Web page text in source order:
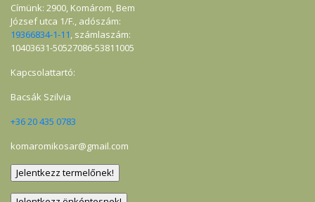
Címünk: 2900, Komárom, Bem
József utca 1/F., adószám:
19366834-1-11, számlaszám:
10403631-50527086-53811005
Kapcsolattartó:
Bacsák Szilvia
+36 20 435 0783
komaromikosar@gmail.com